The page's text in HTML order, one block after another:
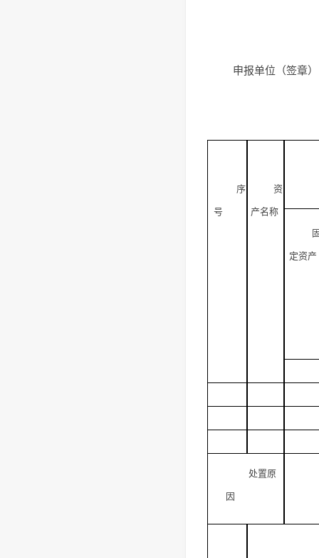
申报单位（签章）
序
号
资
产名称
定资产
处置原
因